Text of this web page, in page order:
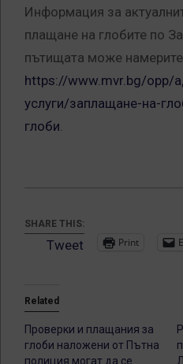
Информация за
плащане на глобите по
пътищата може
https://www.mvr.bg/opp/
услуги/заплащане-на-
глоби.
SHARE THIS:
Tweet Print
Related
Проверки и плащания за
глоби наложени от Пътна
полиция могат да се